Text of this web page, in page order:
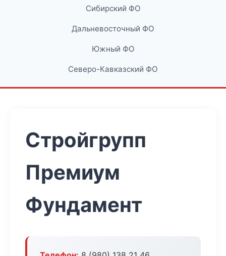
Сибирский ФО
Дальневосточный ФО
Южный ФО
Северо-Кавказский ФО
Стройгрупп
Премиум
Фундамент